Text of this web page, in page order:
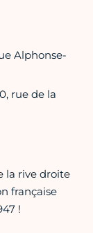
Alphonse-
rue de la
la rive droite
française
!